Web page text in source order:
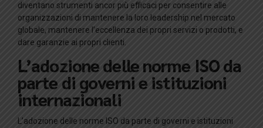
diventano strumenti ancor più efficaci per consentire alle
organizzazioni di mantenere la loro leadership nel mercato
globale, mantenere l’eccellenza dei propri servizi o prodotti, e
dare garanzie ai propri clienti.
L’adozione delle norme ISO da
parte di governi e istituzioni
internazionali
L’adozione delle norme ISO da parte di governi e istituzioni